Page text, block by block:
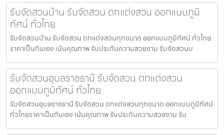
รับจัดสวนบ้าน รับจัดสวน ตกแต่งสวน ออกแบบภูมิ
ทัศน์ ทั่วไทย
รับจัดสวนบ้าน รับจัดสวน ตกแต่งสวนทุกขนาด ออกแบบภูมิทัศน์ ทั่วไทย
ราคาเป็นกันเอง เน้นคุณภาพ รับประกันความสวยงาม รับจัดสวนบ
รับจัดสวนอุบลราชธานี รับจัดสวน ตกแต่งสวน
ออกแบบภูมิทัศน์ ทั่วไทย
รับจัดสวนอุบลราชธานี รับจัดสวน ตกแต่งสวนทุกขนาด ออกแบบภูมิทัศน์
ทั่วไทยราคาเป็นกันเอง เน้นคุณภาพ รับประกันความสวยงาม รับ